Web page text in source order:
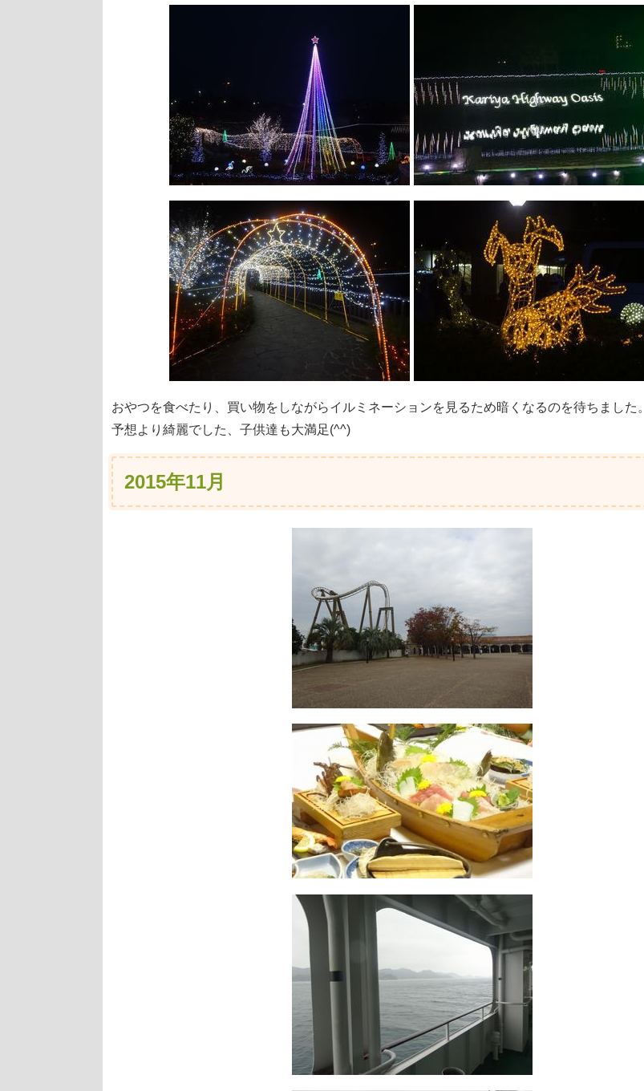
おやつを食べたり、買い物をしながらイルミネーションを見るため暗くなるのを待ちました。
予想より綺麗でした、子供達も大満足(^^)
2015年11月